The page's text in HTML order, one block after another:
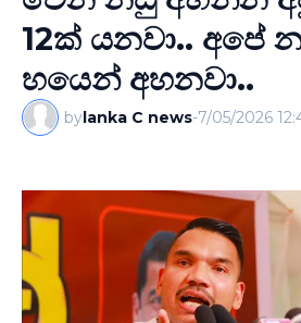
12ක් යනවා.. අපේ
හයෙන් අහනවා..
bylanka C news-7/05/2026